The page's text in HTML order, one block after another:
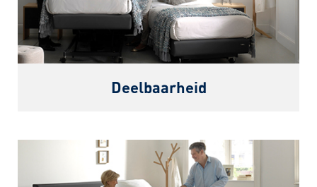
Deelbaarheid